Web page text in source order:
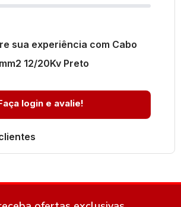
sua experiência com Cabo
12/20Kv Preto
login e avalie!